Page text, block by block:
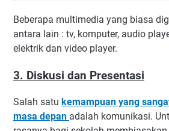
Beberapa multimedia yang biasa
antara lain : tv, komputer, audio
elektrik dan video player.
3. Diskusi dan Presentasi
Salah satu kemampuan yang
masa depan adalah komunikasi.